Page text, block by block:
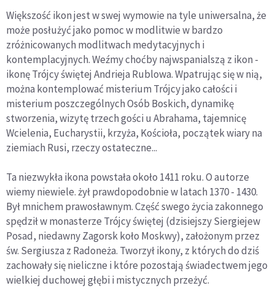
Większość ikon jest w swej wymowie na tyle uniwersalna, że
może posłużyć jako pomoc w modlitwie w bardzo
zróżnicowanych modlitwach medytacyjnych i
kontemplacyjnych. Weźmy choćby najwspanialszą z ikon -
ikonę Trójcy świętej Andrieja Rublowa. Wpatrując się w nią,
można kontemplować misterium Trójcy jako całości i
misterium poszczególnych Osób Boskich, dynamikę
stworzenia, wizytę trzech gości u Abrahama, tajemnicę
Wcielenia, Eucharystii, krzyża, Kościoła, początek wiary na
ziemiach Rusi, rzeczy ostateczne...
Ta niezwykła ikona powstała około 1411 roku. O autorze
wiemy niewiele. żył prawdopodobnie w latach 1370 - 1430.
Był mnichem prawosławnym. Część swego życia zakonnego
spędził w monasterze Trójcy świętej (dzisiejszy Siergiejew
Posad, niedawny Zagorsk koło Moskwy), założonym przez
św. Sergiusza z Radoneża. Tworzył ikony, z których do dziś
zachowały się nieliczne i które pozostają świadectwem jego
wielkiej duchowej głębi i mistycznych przeżyć.